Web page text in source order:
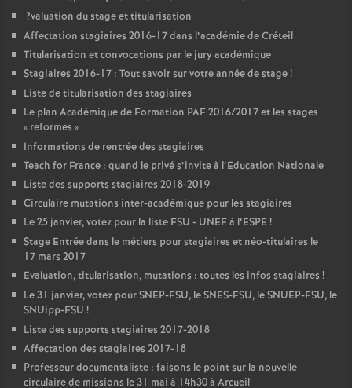
?valuation du stage et titularisation
Affectation stagiaires 2016-17 dans l’académie de Créteil
Titularisation et convocations par le jury académique
Stagiaires 2016-17 : Tout savoir sur votre année de stage!
Liste de titularisation des stagiaires
Le plan Académique de Formation PAF2016/2017 et les stages
« reformes »
Informations de rentrée des stagiaires
Teach for France : quand le privé s’invite à l’Education Nationale
Liste des supports stagiaires 2018-2019
Circulaire mutations inter-académique pour les stagiaires
Le 25 janvier, votez pour la liste FSU - UNEFà l’ESPE !
Stage Entrée dans le métiers pour stagiaires et néo-titulaires le
17 mars 2017
Evaluation, titularisation, mutations : toutes les infos stagiaires !
Le 31 janvier, votez pourSNEP-FSU, leSNES-FSU, leSNUEP-FSU, le
SNUipp-FSU !
Liste des supports stagiaires 2017-2018
Affectation des stagiaires 2017-18
Professeur documentaliste : faisons le point sur la nouvelle
circulaire de missions le 31 mai à 14h30 à Arcueil